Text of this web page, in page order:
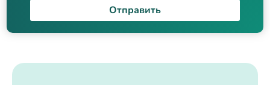
Отправить